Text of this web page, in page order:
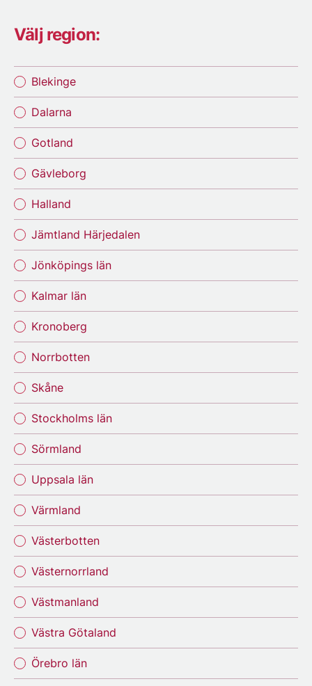
Välj region:
Blekinge
Dalarna
Gotland
Gävleborg
Halland
Jämtland Härjedalen
Jönköpings län
Kalmar län
Kronoberg
Norrbotten
Skåne
Stockholms län
Sörmland
Uppsala län
Värmland
Västerbotten
Västernorrland
Västmanland
Västra Götaland
Örebro län